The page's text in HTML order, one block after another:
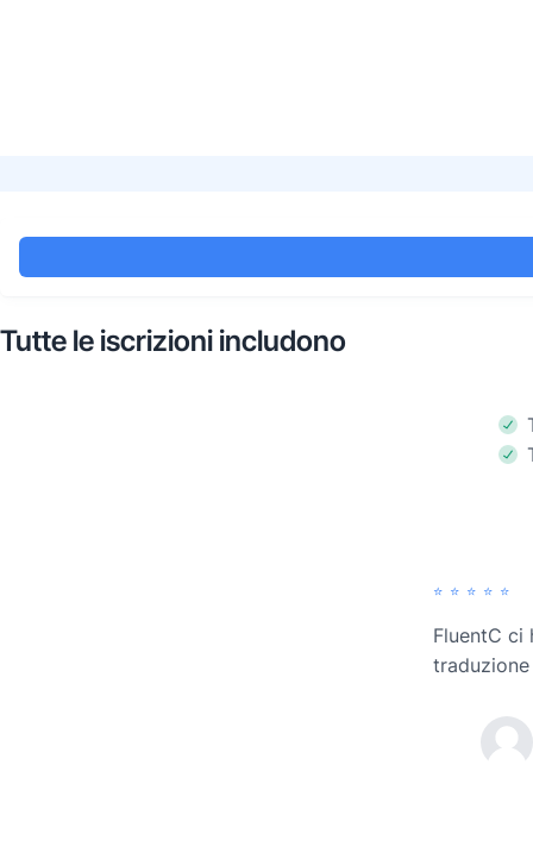
Tutte le iscrizioni includono
⭐️⭐️⭐️⭐️⭐️
FluentC ci